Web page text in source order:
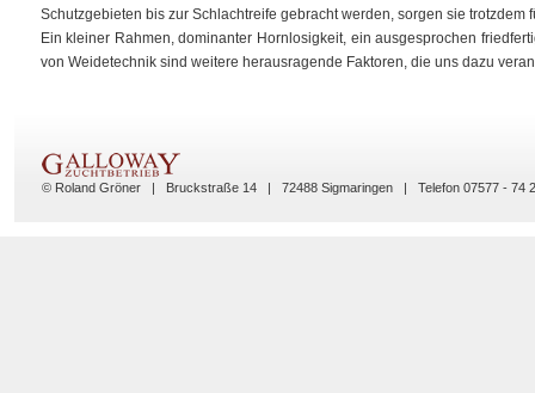
Schutzgebieten bis zur Schlachtreife gebracht werden, sorgen sie trotzdem
Ein kleiner Rahmen, dominanter Hornlosigkeit, ein ausgesprochen
von Weidetechnik sind weitere herausragende Faktoren, die uns dazu
© Roland Gröner | Bruckstraße 14 | 72488 Sigmaringen | Telefon 07577 -